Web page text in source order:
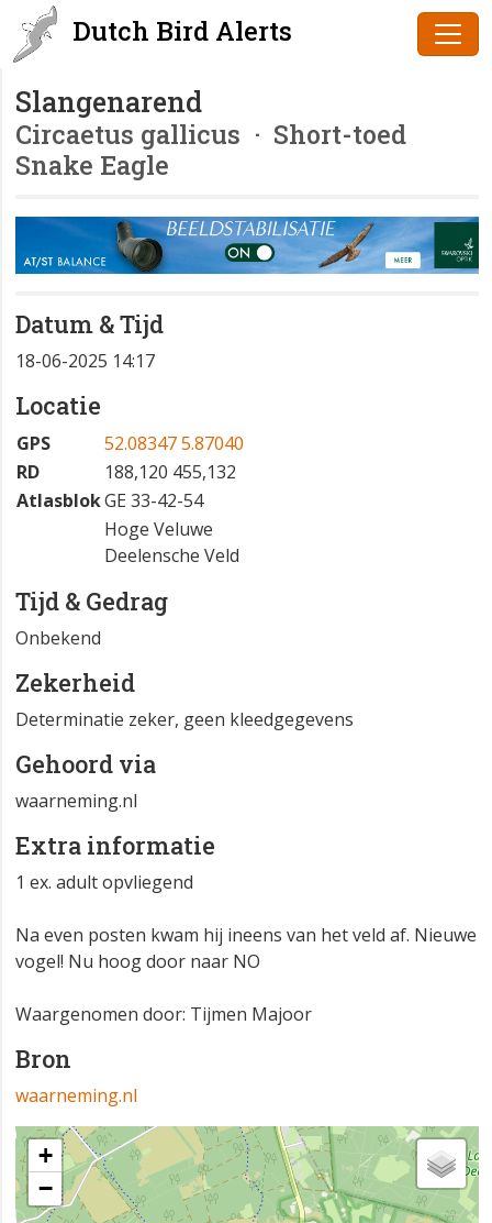
Dutch Bird Alerts
Slangenarend
Circaetus gallicus · Short-toed
Snake Eagle
Datum & Tijd
18-06-2025 14:17
Locatie
GPS
52.08347 5.87040
RD
188,120 455,132
AtlasblokGE 33-42-54
Hoge Veluwe
Deelensche Veld
Tijd & Gedrag
Onbekend
Zekerheid
Determinatie zeker, geen kleedgegevens
Gehoord via
waarneming.nl
Extra informatie
1 ex. adult opvliegend
Na even posten kwam hij ineens van het veld af. Nieuwe
vogel! Nu hoog door naar NO
Waargenomen door: Tijmen Majoor
Bron
waarneming.nl
+
−